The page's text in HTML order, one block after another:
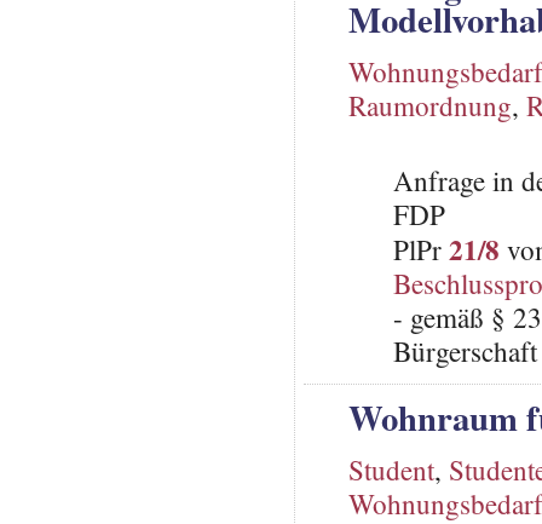
Wohnungsbedarf
Raumordnung,
Anfrage in
FDP
PlPr21/8
- gemäß §
Wohnraum
Student,
Wohnungsbedarf